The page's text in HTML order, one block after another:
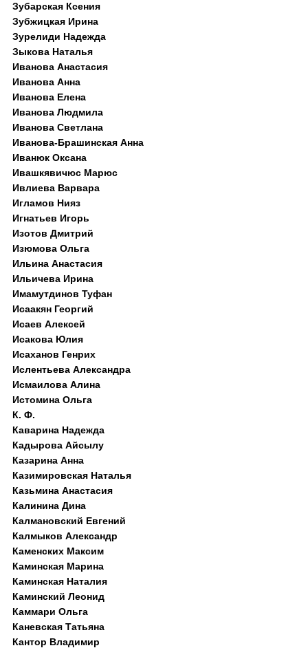
Зубарская Ксения
Зубжицкая Ирина
Зурелиди Надежда
Зыкова Наталья
Иванова Анастасия
Иванова Анна
Иванова Елена
Иванова Людмила
Иванова Светлана
Иванова-Брашинская Анна
Иванюк Оксана
Ивашкявичюс Марюс
Ивлиева Варвара
Игламов Нияз
Игнатьев Игорь
Изотов Дмитрий
Изюмова Ольга
Ильина Анастасия
Ильичева Ирина
Имамутдинов Туфан
Исаакян Георгий
Исаев Алексей
Исакова Юлия
Исаханов Генрих
Ислентьева Александра
Исмаилова Алина
Истомина Ольга
К. Ф.
Каварина Надежда
Кадырова Айсылу
Казарина Анна
Казимировская Наталья
Казьмина Анастасия
Калинина Дина
Калмановский Евгений
Калмыков Александр
Каменских Максим
Каминская Марина
Каминская Наталия
Каминский Леонид
Каммари Ольга
Каневская Татьяна
Кантор Владимир